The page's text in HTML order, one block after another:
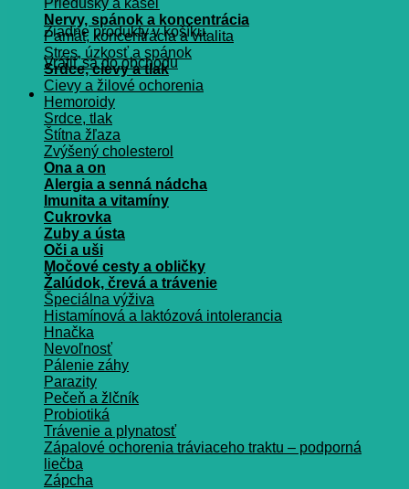
Žiadne produkty v košíku.
Vrátiť sa do obchodu
Priedušky a kašeľ
Nervy, spánok a koncentrácia
Pamät, koncentrácia a vitalita
Stres, úzkosť a spánok
Srdce, cievy a tlak
Cievy a žilové ochorenia
Hemoroidy
Srdce, tlak
Štítna žľaza
Zvýšený cholesterol
Ona a on
Alergia a senná nádcha
Imunita a vitamíny
Cukrovka
Zuby a ústa
Oči a uši
Močové cesty a obličky
Žalúdok, črevá a trávenie
Špeciálna výživa
Histamínová a laktózová intolerancia
Hnačka
Nevoľnosť
Pálenie záhy
Parazity
Pečeň a žlčník
Probiotiká
Trávenie a plynatosť
Zápalové ochorenia tráviaceho traktu – podporná
liečba
Zápcha